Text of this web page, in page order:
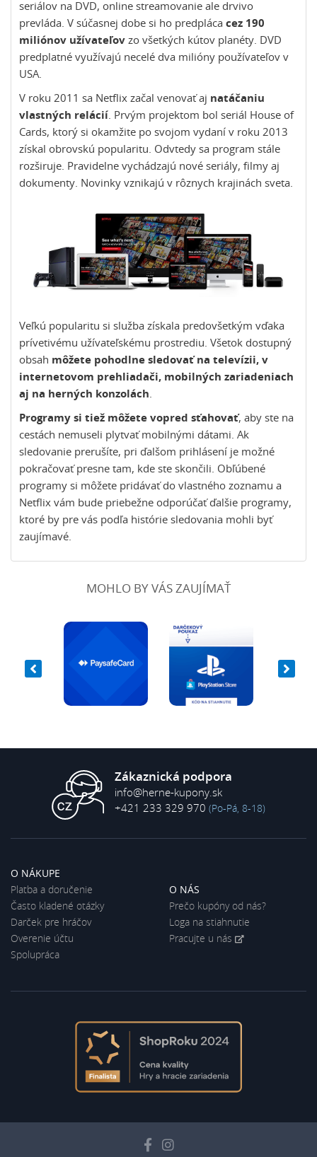
seriálov na DVD, online streamovanie ale drvivo
prevláda. V súčasnej dobe si ho predpláca cez 190
miliónov užívateľov zo všetkých kútov planéty. DVD
predplatné využívajú necelé dva milióny používateľov v
USA.
V roku 2011 sa Netflix začal venovať aj natáčaniu
vlastných relácií . Prvým projektom bol seriál House of
Cards, ktorý si okamžite po svojom vydaní v roku 2013
získal obrovskú popularitu. Odvtedy sa program stále
rozširuje. Pravidelne vychádzajú nové seriály, filmy aj
dokumenty. Novinky vznikajú v rôznych krajinách sveta.
Veľkú popularitu si služba získala predovšetkým vďaka
prívetivému užívateľskému prostrediu. Všetok dostupný
obsah môžete pohodlne sledovať na televízii, v
internetovom prehliadači, mobilných zariadeniach
aj na herných konzolách.
Programy si tiež môžete vopred sťahovať, aby ste na
cestách nemuseli plytvať mobilnými dátami. Ak
sledovanie prerušíte, pri ďalšom prihlásení je možné
pokračovať presne tam, kde ste skončili. Obľúbené
programy si môžete pridávať do vlastného zoznamu a
Netflix vám bude priebežne odporúčať ďalšie programy,
ktoré by pre vás podľa histórie sledovania mohli byť
zaujímavé.
MOHLO BY VÁS ZAUJÍMAŤ
Zákaznická podpora
info@herne-kupony.sk
+421 233 329 970 (Po-Pá, 8-18)
O NÁKUPE
Platba a doručenie
Často kladené otázky
Darček pre hráčov
Overenie účtu
Spolupráca
O NÁS
Prečo kupóny od nás?
Loga na stiahnutie
Pracujte u nás